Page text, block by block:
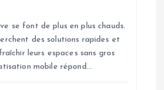
se font de plus en plus chauds.
des solutions rapides et
leurs espaces sans gros
mobile répond…